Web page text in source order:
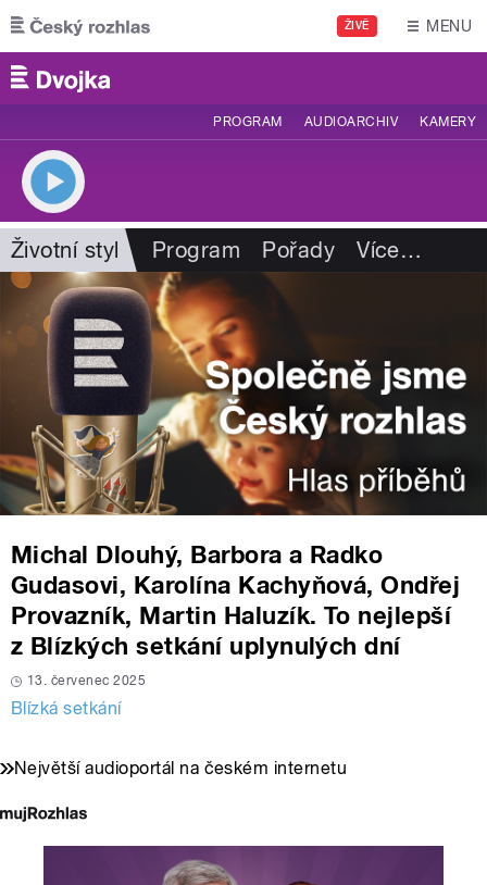
Přejít k hlavnímu obsahu
ŽIVĚ MENU
PROGRAM AUDIOARCHIV KAMERY
Životní styl Program Pořady Více…
Michal Dlouhý, Barbora a Radko
Gudasovi, Karolína Kachyňová, Ondřej
Provazník, Martin Haluzík. To nejlepší
z Blízkých setkání uplynulých dní
13. červenec 2025
Blízká setkání
Největší audioportál na českém internetu